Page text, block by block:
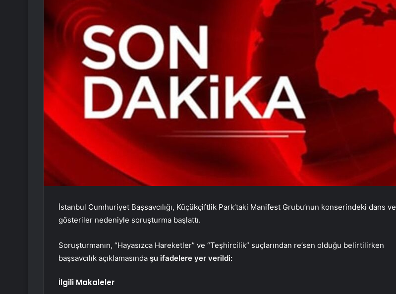
İstanbul Cumhuriyet Başsavcılığı, Küçükçiftlik Park’taki Manifest Grubu’nun konserindeki dans ve
gösteriler nedeniyle soruşturma başlattı.
Soruşturmanın, “Hayasızca Hareketler” ve “Teşhircilik” suçlarından re’sen olduğu belirtilirken
başsavcılık açıklamasında şu ifadelere yer verildi:
İlgili Makaleler